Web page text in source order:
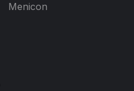
Menicon